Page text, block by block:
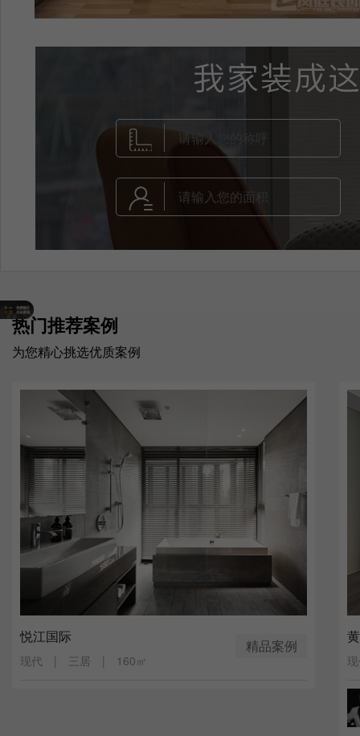
热门推荐案例
为您精心挑选优质案例
精品案例
悦江国际
现代 | 三居 | 160㎡